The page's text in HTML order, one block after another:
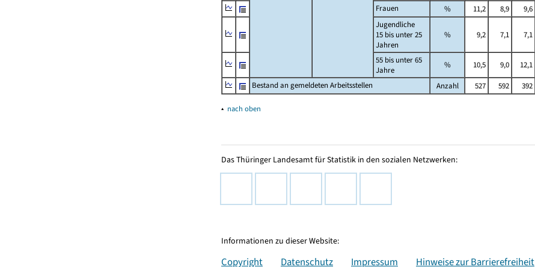
Frauen
% 11,2 8,9 9,6
Jugendliche
15 bis unter 25
Jahren
% 9,2 7,1 7,1
55 bis unter 65
Jahre
% 10,5 9,0 12,1
Bestand an gemeldeten Arbeitsstellen
Anzahl 527 592 392
▴ nach oben
Das Thüringer Landesamt für Statistik in den sozialen Netzwerken:
Informationen zu dieser Website:
Copyright Datenschutz Impressum Hinweise zur Barrierefreiheit